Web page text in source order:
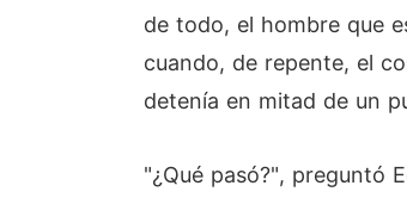
de todo, el hombre que
cuando, de repente, el
detenía en mitad de un
"¿Qué pasó?", preguntó